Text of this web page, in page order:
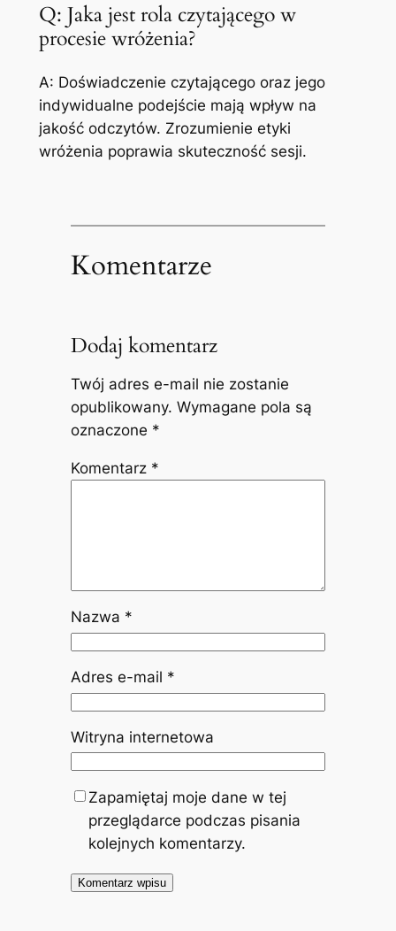
Q: Jaka jest rola czytającego w
procesie wróżenia?
A: Doświadczenie czytającego oraz jego
indywidualne podejście mają wpływ na
jakość odczytów. Zrozumienie etyki
wróżenia poprawia skuteczność sesji.
Komentarze
Dodaj komentarz
Twój adres e-mail nie zostanie
opublikowany. Wymagane pola są
oznaczone *
Komentarz *
Nazwa *
Adres e-mail *
Witryna internetowa
Zapamiętaj moje dane w tej
przeglądarce podczas pisania
kolejnych komentarzy.